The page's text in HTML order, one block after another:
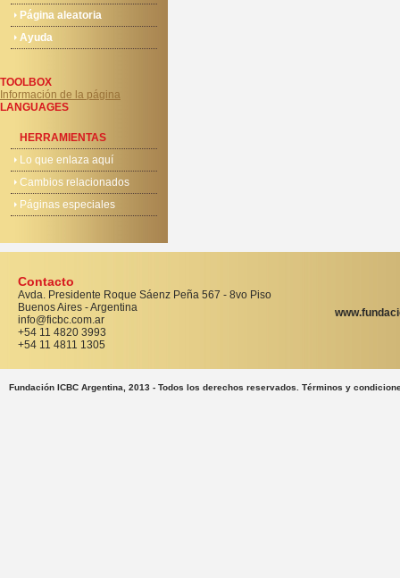
Página aleatoria
Ayuda
TOOLBOX
Información de la página
LANGUAGES
HERRAMIENTAS
Lo que enlaza aquí
Cambios relacionados
Páginas especiales
Contacto
Avda. Presidente Roque Sáenz Peña 567 - 8vo Piso
Buenos Aires - Argentina
info@ficbc.com.ar
+54 11 4820 3993
+54 11 4811 1305
Fundación ICBC Argentina, 2013 - Todos los derechos reservados. Términos y